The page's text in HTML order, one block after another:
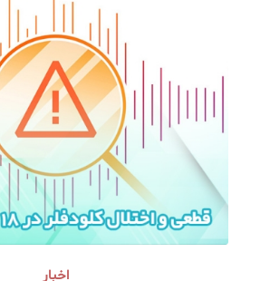
اخبار